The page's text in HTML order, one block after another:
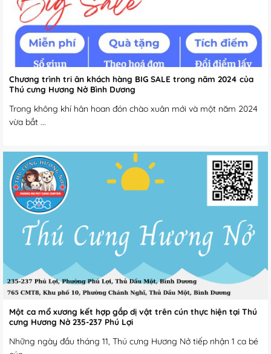
Chương trình tri ân khách hàng BIG SALE trong năm 2024 của
Thú cưng Hương Nở Bình Dương
Trong không khí hân hoan đón chào xuân mới và một năm 2024
vừa bắt ...
Một ca mổ xương kết hợp gắp dị vật trên cún thực hiện tại Thú
cưng Hương Nở 235-237 Phú Lợi
Những ngày đầu tháng 11, Thú cưng Hương Nở tiếp nhận 1 ca bé